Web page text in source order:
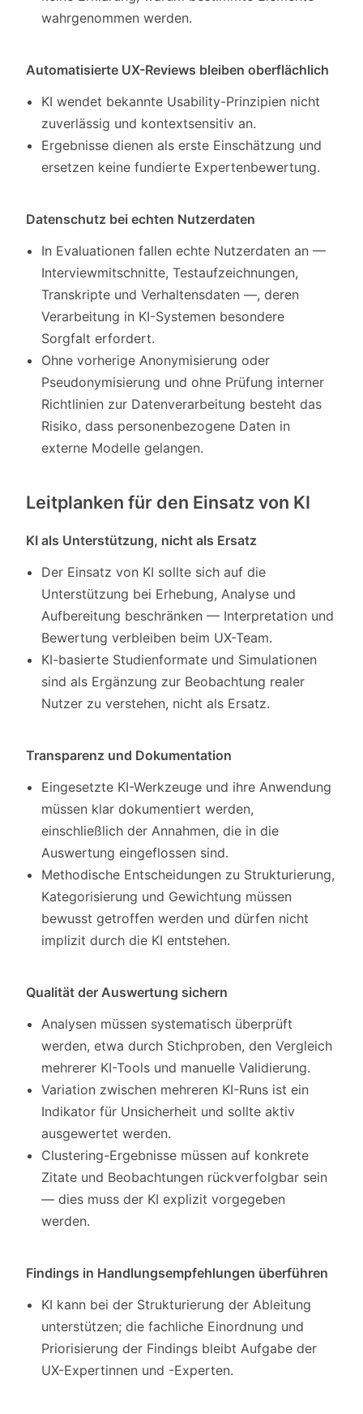
wahrgenommen werden.
Automatisierte UX-Reviews bleiben oberflächlich
KI wendet bekannte Usability-Prinzipien nicht
zuverlässig und kontextsensitiv an.
Ergebnisse dienen als erste Einschätzung und
ersetzen keine fundierte Expertenbewertung.
Datenschutz bei echten Nutzerdaten
In Evaluationen fallen echte Nutzerdaten an —
Interviewmitschnitte, Testaufzeichnungen,
Transkripte und Verhaltensdaten —, deren
Verarbeitung in KI-Systemen besondere
Sorgfalt erfordert.
Ohne vorherige Anonymisierung oder
Pseudonymisierung und ohne Prüfung interner
Richtlinien zur Datenverarbeitung besteht das
Risiko, dass personenbezogene Daten in
externe Modelle gelangen.
Leitplanken für den Einsatz von KI
KI als Unterstützung, nicht als Ersatz
Der Einsatz von KI sollte sich auf die
Unterstützung bei Erhebung, Analyse und
Aufbereitung beschränken — Interpretation und
Bewertung verbleiben beim UX-Team.
KI-basierte Studienformate und Simulationen
sind als Ergänzung zur Beobachtung realer
Nutzer zu verstehen, nicht als Ersatz.
Transparenz und Dokumentation
Eingesetzte KI-Werkzeuge und ihre Anwendung
müssen klar dokumentiert werden,
einschließlich der Annahmen, die in die
Auswertung eingeflossen sind.
Methodische Entscheidungen zu Strukturierung,
Kategorisierung und Gewichtung müssen
bewusst getroffen werden und dürfen nicht
implizit durch die KI entstehen.
Qualität der Auswertung sichern
Analysen müssen systematisch überprüft
werden, etwa durch Stichproben, den Vergleich
mehrerer KI-Tools und manuelle Validierung.
Variation zwischen mehreren KI-Runs ist ein
Indikator für Unsicherheit und sollte aktiv
ausgewertet werden.
Clustering-Ergebnisse müssen auf konkrete
Zitate und Beobachtungen rückverfolgbar sein
— dies muss der KI explizit vorgegeben
werden.
Findings in Handlungsempfehlungen überführen
KI kann bei der Strukturierung der Ableitung
unterstützen; die fachliche Einordnung und
Priorisierung der Findings bleibt Aufgabe der
UX-Expertinnen und -Experten.